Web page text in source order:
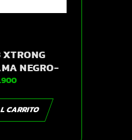
NEGRO-
SKU14267
CARRITO